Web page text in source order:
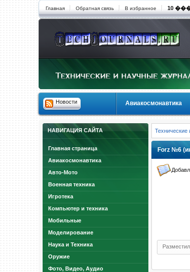
Главная Обратная связь В избранное 10
Новости Авиакосмонавтика
НАВИГАЦИЯ САЙТА
Главная страница
Авиакосмонавтика
Авто-Мото
Военная техника
Игротека
Компьютер и техника
Мобильные
Моделирование
Наука и Техника
Оружие
Фото, Видео, Аудио
Forz №6